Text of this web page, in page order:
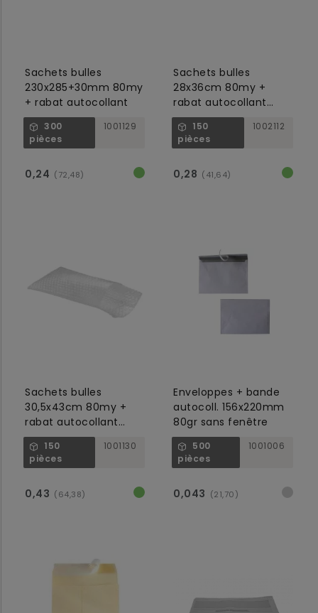
Sachets bulles
230x285+30mm 80my
+ rabat autocollant
300
pièces
1001129
0,24 (72,48)
Sachets bulles
28x36cm 80my +
rabat autocollant
25mm
150
pièces
1002112
0,28 (41,64)
Sachets bulles
30,5x43cm 80my +
rabat autocollant
50mm
150
pièces
1001130
0,43 (64,38)
Enveloppes + bande
autocoll. 156x220mm
80gr sans fenêtre
500
pièces
1001006
0,043 (21,70)